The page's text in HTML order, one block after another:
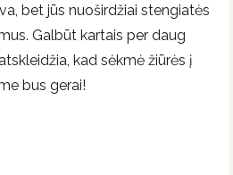
bet jūs nuoširdžiai stengiatės
Galbūt kartais per daug
kad sėkmė žiūrės į
bus gerai!